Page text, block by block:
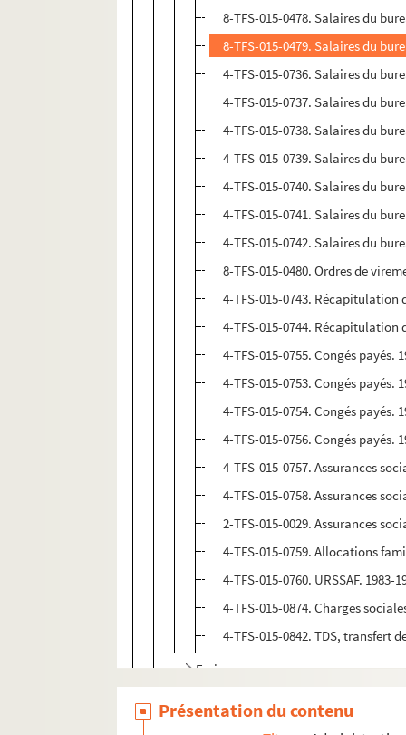
8-TFS-015-0478. Salaires du
8-TFS-015-0479. Salaires du
4-TFS-015-0736. Salaires du
4-TFS-015-0737. Salaires du
4-TFS-015-0738. Salaires du
4-TFS-015-0739. Salaires du
4-TFS-015-0740. Salaires du
4-TFS-015-0741. Salaires du
4-TFS-015-0742. Salaires du
8-TFS-015-0480. Ordres de
4-TFS-015-0743. Récapitulation
4-TFS-015-0744. Récapitulation
4-TFS-015-0755. Congés payés.
4-TFS-015-0753. Congés payés.
4-TFS-015-0754. Congés payés.
4-TFS-015-0756. Congés payés.
4-TFS-015-0757. Assurances
4-TFS-015-0758. Assurances
2-TFS-015-0029. Assurances
4-TFS-015-0759. Allocations
4-TFS-015-0760. URSSAF. 1983-
4-TFS-015-0874. Charges
4-TFS-015-0842. TDS, transfert
Frais
Gestion immobilière et mobilière
Correspondance générale, 1921-1945
Présentation du contenu